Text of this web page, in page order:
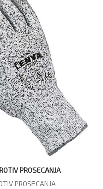
PROSECANJA
PROSECANJA